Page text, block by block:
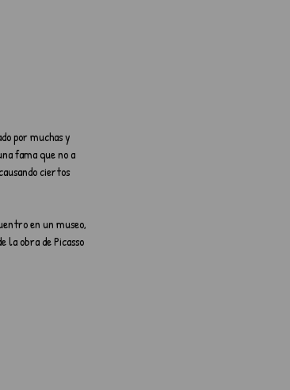
por muchas y
fama que no a
ciertos
en un museo,
la obra de Picasso